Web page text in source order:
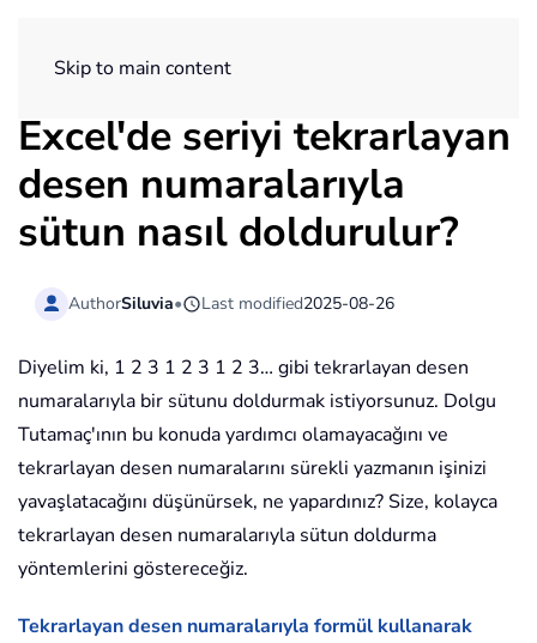
Skip to main content
Excel'de seriyi tekrarlayan
desen numaralarıyla
sütun nasıl doldurulur?
AuthorSiluvia• Last modified2025-08-26
Diyelim ki, 1 2 3 1 2 3 1 2 3… gibi tekrarlayan desen
numaralarıyla bir sütunu doldurmak istiyorsunuz. Dolgu
Tutamaç'ının bu konuda yardımcı olamayacağını ve
tekrarlayan desen numaralarını sürekli yazmanın işinizi
yavaşlatacağını düşünürsek, ne yapardınız? Size, kolayca
tekrarlayan desen numaralarıyla sütun doldurma
yöntemlerini göstereceğiz.
Tekrarlayan desen numaralarıyla formül kullanarak